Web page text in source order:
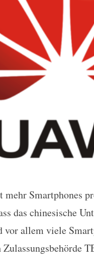
zeigt sich
Smartphones
das chinesische
vor allem viele